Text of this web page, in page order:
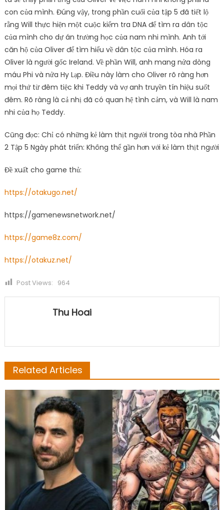
con của mình. Đúng vậy, trong phần cuối của tập 5 đã tiết lộ
rằng Will thực hiện một cuộc kiểm tra DNA để tìm ra dân tộc
của mình cho dự án trường học của nam nhi mình. Anh tới
căn hộ của Oliver để tìm hiểu về dân tộc của mình. Hóa ra
Oliver là người gốc Ireland. Về phần Will, anh mang nửa dòng
máu Phi và nửa Hy Lạp. Điều này làm cho Oliver rõ ràng hơn
mọi thứ từ đêm tiệc khi Teddy và vợ anh truyền tín hiệu suốt
đêm. Rõ ràng là cả nhị đã có quan hệ tình cảm, và Will là nam
nhi của họ Teddy.
Cũng đọc: Chỉ có những kẻ làm thịt người trong tòa nhà Phần
2 Tập 5 Ngày phát triển: Không thể gần hơn với kẻ làm thịt người
Đề xuất cho game thủ:
https://otakugo.net/
https://gamenewsnetwork.net/
https://game8z.com/
https://otakuz.net/
Post Views: 964
Thu Hoai
Related Articles